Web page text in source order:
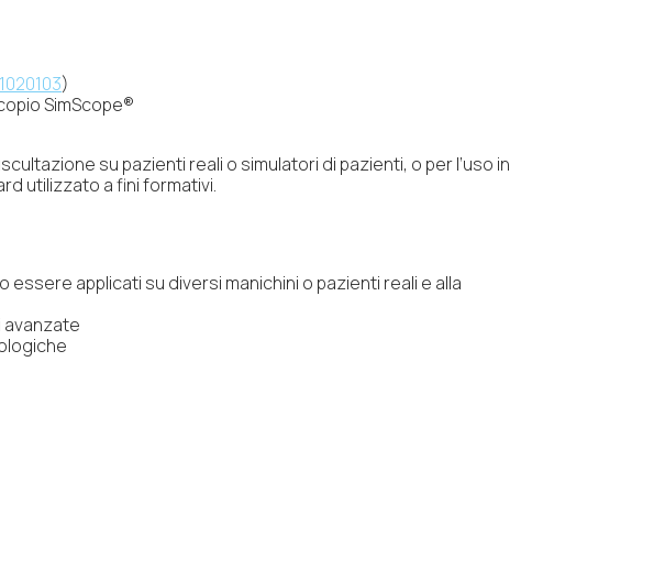
1020103)
SimScope®
su pazienti reali o simulatori di pazienti, o per l’uso in
utilizzato a fini formativi.
applicati su diversi manichini o pazienti reali e alla
avanzate